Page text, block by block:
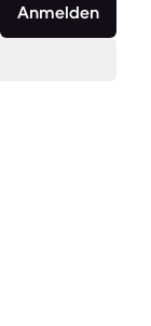
Anmelden